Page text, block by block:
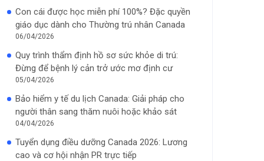
Con cái được học miễn phí 100%? Đặc quyền
giáo dục dành cho Thường trú nhân Canada
06/04/2026
Quy trình thẩm định hồ sơ sức khỏe di trú:
Đừng để bệnh lý cản trở ước mơ định cư
05/04/2026
Bảo hiểm y tế du lịch Canada: Giải pháp cho
người thân sang thăm nuôi hoặc khảo sát
04/04/2026
Tuyển dụng điều dưỡng Canada 2026: Lương
cao và cơ hội nhận PR trực tiếp